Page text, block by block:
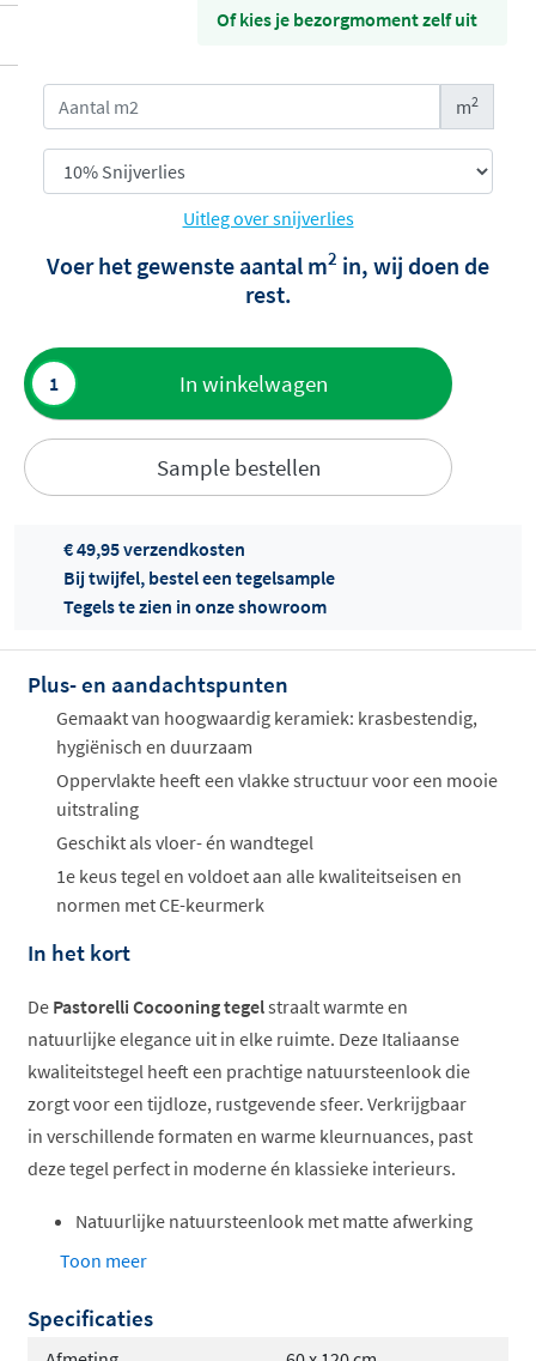
Of kies je bezorgmoment zelf uit
m2
Uitleg over snijverlies
Voer het gewenste aantal m2 in, wij doen de
rest.
In winkelwagen
Sample bestellen
Toevoegen
aan offerte
Offertes
ophalen...
€ 49,95 verzendkosten
Bij twijfel, bestel een tegelsample
Tegels te zien in onze showroom
Plus- en aandachtspunten
Gemaakt van hoogwaardig keramiek: krasbestendig,
hygiënisch en duurzaam
Oppervlakte heeft een vlakke structuur voor een mooie
uitstraling
Geschikt als vloer- én wandtegel
1e keus tegel en voldoet aan alle kwaliteitseisen en
normen met CE-keurmerk
In het kort
De Pastorelli Cocooning tegelstraalt warmte en
natuurlijke elegance uit in elke ruimte. Deze Italiaanse
kwaliteitstegel heeft een prachtige natuursteenlook die
zorgt voor een tijdloze, rustgevende sfeer. Verkrijgbaar
in verschillende formaten en warme kleurnuances, past
deze tegel perfect in moderne én klassieke interieurs.
Natuurlijke natuursteenlook met matte afwerking
Gerectificeerd
Vorstbestendig en compatibel met
vloerverwarming
Toon meer
Specificaties